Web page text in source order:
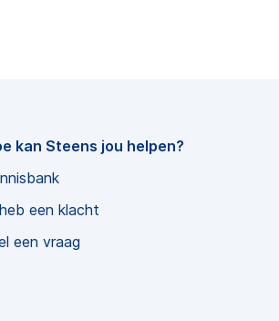
kan Steens jou helpen?
een klacht
een vraag